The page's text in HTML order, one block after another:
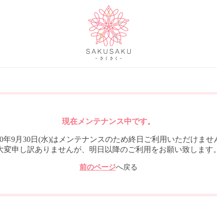
現在メンテナンス中です。
年9月30日(水)はメンテナンスのため終日ご利用いただけませ
変申し訳ありませんが、明日以降のご利用をお願い致します
前のページへ戻る